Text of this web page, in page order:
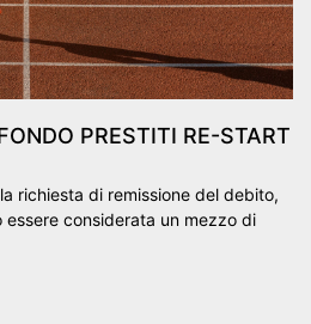
PRESTITI RE-START
richiesta di remissione del debito,
essere considerata un mezzo di